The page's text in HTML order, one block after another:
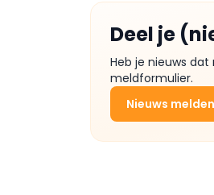
Deel je
Heb je nieuws
meldformulier.
Nieuws melden